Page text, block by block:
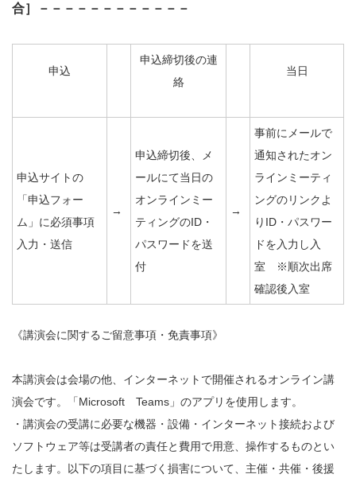
合］－－－－－－－－－－－－
申込
申込締切後の連
絡
当日
申込サイトの
「申込フォー
ム」に必須事項
入力・送信
→
申込締切後、メ
ールにて当日の
オンラインミー
ティングのID・
パスワードを送
付
→
事前にメールで
通知されたオン
ラインミーティ
ングのリンクよ
りID・パスワー
ドを入力し入
室 ※順次出席
確認後入室
《講演会に関するご留意事項・免責事項》
本講演会は会場の他、インターネットで開催されるオンライン講
演会です。「Microsoft Teams」のアプリを使用します。
・講演会の受講に必要な機器・設備・インターネット接続および
ソフトウェア等は受講者の責任と費用で用意、操作するものとい
たします。以下の項目に基づく損害について、主催・共催・後援